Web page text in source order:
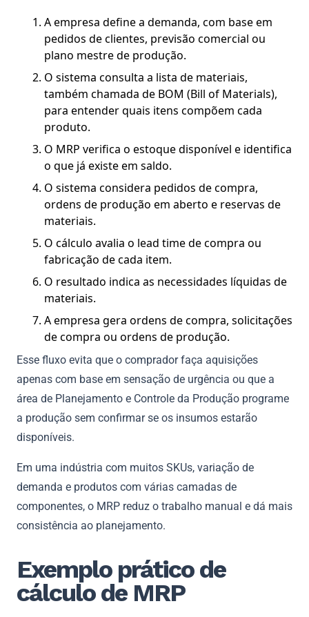
A empresa define a demanda, com base em
pedidos de clientes, previsão comercial ou
plano mestre de produção.
O sistema consulta a lista de materiais,
também chamada de BOM (Bill of Materials),
para entender quais itens compõem cada
produto.
O MRP verifica o estoque disponível e identifica
o que já existe em saldo.
O sistema considera pedidos de compra,
ordens de produção em aberto e reservas de
materiais.
O cálculo avalia o lead time de compra ou
fabricação de cada item.
O resultado indica as necessidades líquidas de
materiais.
A empresa gera ordens de compra, solicitações
de compra ou ordens de produção.
Esse fluxo evita que o comprador faça aquisições
apenas com base em sensação de urgência ou que a
área de Planejamento e Controle da Produção programe
a produção sem confirmar se os insumos estarão
disponíveis.
Em uma indústria com muitos SKUs, variação de
demanda e produtos com várias camadas de
componentes, o MRP reduz o trabalho manual e dá mais
consistência ao planejamento.
Exemplo prático de
cálculo de MRP